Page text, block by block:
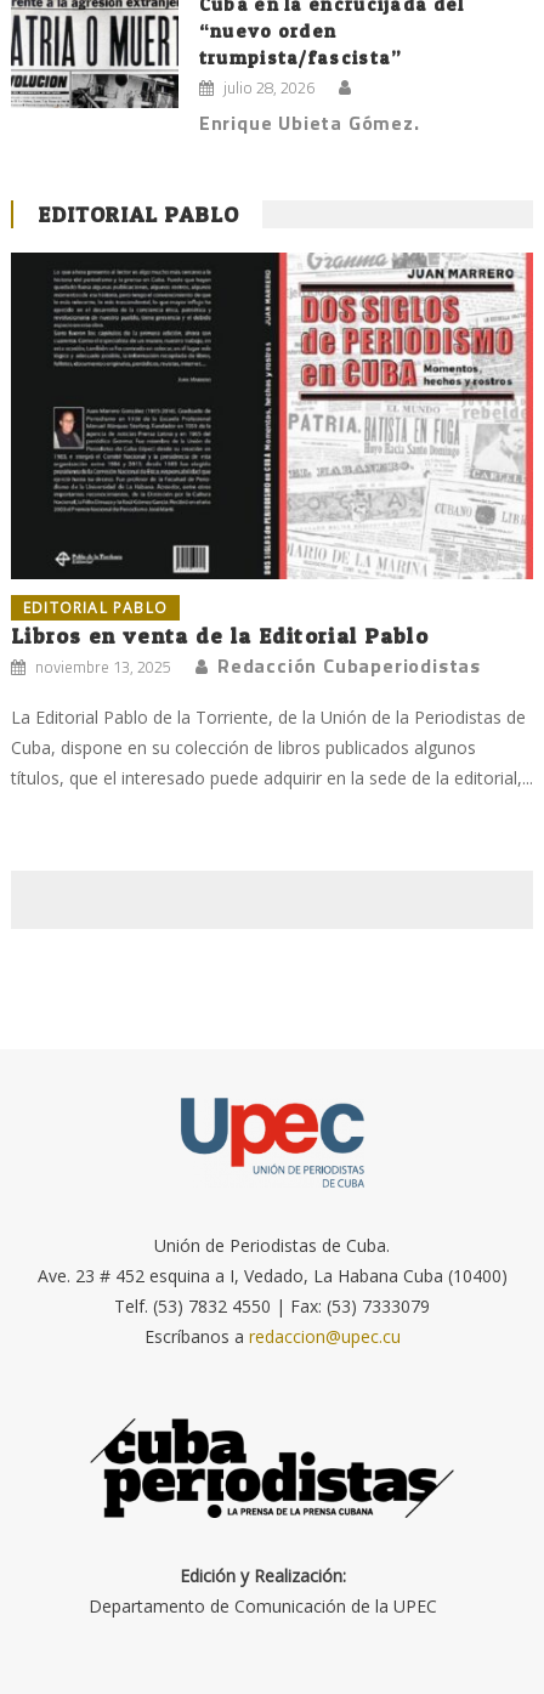
“nuevo orden
trumpista/fascista”
julio 28, 2026
Enrique Ubieta Gómez.
EDITORIAL PABLO
EDITORIAL PABLO
Libros en venta de la Editorial Pablo
noviembre 13, 2025 Redacción Cubaperiodistas
La Editorial Pablo de la Torriente, de la Unión de la Periodistas de
Cuba, dispone en su colección de libros publicados algunos
títulos, que el interesado puede adquirir en la sede de la editorial,...
Unión de Periodistas de Cuba.
Ave. 23 # 452 esquina a I, Vedado, La Habana Cuba (10400)
Telf. (53) 7832 4550 | Fax: (53) 7333079
Escríbanos a redaccion@upec.cu
Edición y Realización:
Departamento de Comunicación de la UPEC